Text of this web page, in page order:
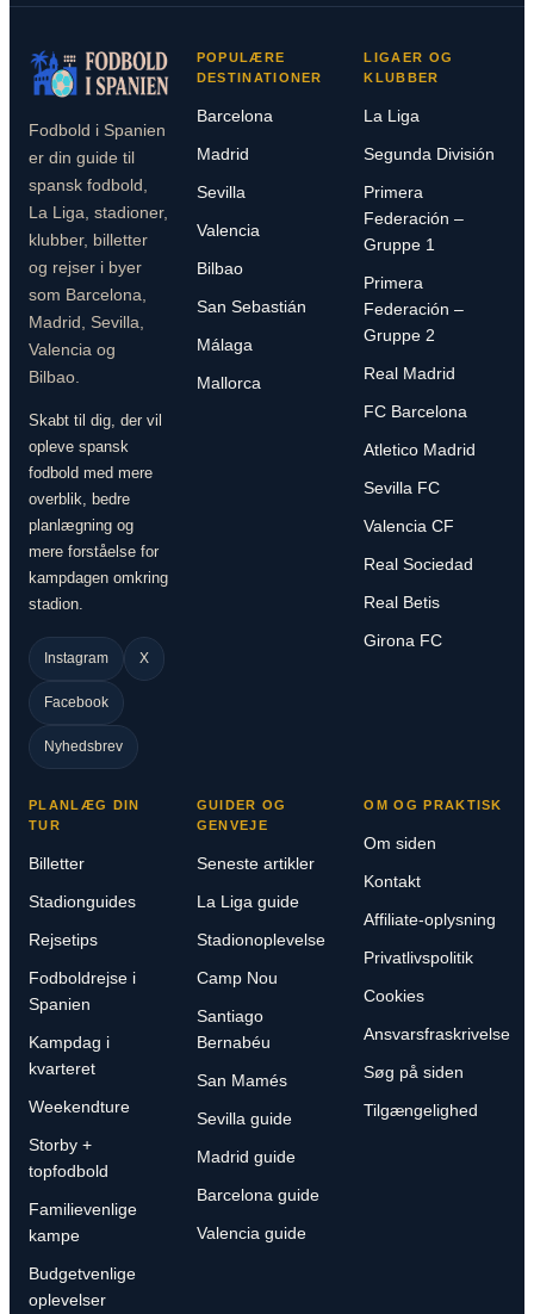
Fodbold i Spanien
er din guide til
spansk fodbold,
La Liga, stadioner,
klubber, billetter
og rejser i byer
som Barcelona,
Madrid, Sevilla,
Valencia og
Bilbao.
Skabt til dig, der vil
opleve spansk
fodbold med mere
overblik, bedre
planlægning og
mere forståelse for
kampdagen omkring
stadion.
Instagram X
Facebook
Nyhedsbrev
POPULÆRE
DESTINATIONER
Barcelona
Madrid
Sevilla
Valencia
Bilbao
San Sebastián
Málaga
Mallorca
LIGAER OG
KLUBBER
La Liga
Segunda División
Primera
Federación –
Gruppe 1
Primera
Federación –
Gruppe 2
Real Madrid
FC Barcelona
Atletico Madrid
Sevilla FC
Valencia CF
Real Sociedad
Real Betis
Girona FC
PLANLÆG DIN
TUR
Billetter
Stadionguides
Rejsetips
Fodboldrejse i
Spanien
Kampdag i
kvarteret
Weekendture
Storby +
topfodbold
Familievenlige
kampe
Budgetvenlige
oplevelser
GUIDER OG
GENVEJE
Seneste artikler
La Liga guide
Stadionoplevelse
Camp Nou
Santiago
Bernabéu
San Mamés
Sevilla guide
Madrid guide
Barcelona guide
Valencia guide
OM OG PRAKTISK
Om siden
Kontakt
Affiliate-oplysning
Privatlivspolitik
Cookies
Ansvarsfraskrivelse
Søg på siden
Tilgængelighed